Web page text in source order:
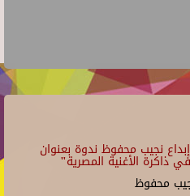
نجيب محفوظ ندوة بعنوان
ذاكرة الأغنية المصرية"
محفوظ